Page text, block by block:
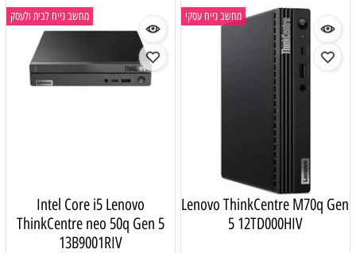
מחשב נייח עסקי
Lenovo ThinkCentre M70q Gen
5 12TD000HIV
מחשב נייח לבית ולעסק
Intel Core i5 Lenovo
ThinkCentre neo 50q Gen 5
13B9001RIV